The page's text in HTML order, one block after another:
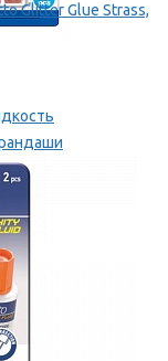
Glitter Glue Strass,